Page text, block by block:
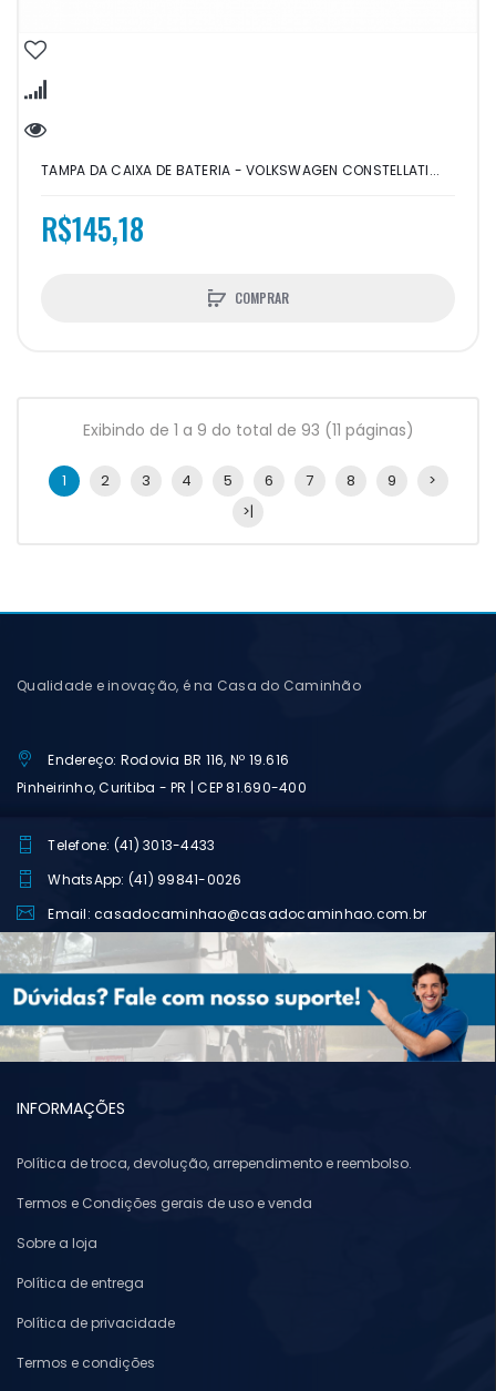
TAMPA DA CAIXA DE BATERIA - VOLKSWAGEN CONSTELLATI...
R$145,18
COMPRAR
Exibindo de 1 a 9 do total de 93 (11 páginas)
1 2 3 4 5 6 7 8 9
>
>|
Qualidade e inovação, é na Casa do Caminhão
Endereço: Rodovia BR 116, Nº 19.616
Pinheirinho, Curitiba - PR | CEP 81.690-400
Telefone: (41) 3013-4433
WhatsApp: (41) 99841-0026
Email: casadocaminhao@casadocaminhao.com.br
INFORMAÇÕES
Política de troca, devolução, arrependimento e reembolso.
Termos e Condições gerais de uso e venda
Sobre a loja
Política de entrega
Política de privacidade
Termos e condições